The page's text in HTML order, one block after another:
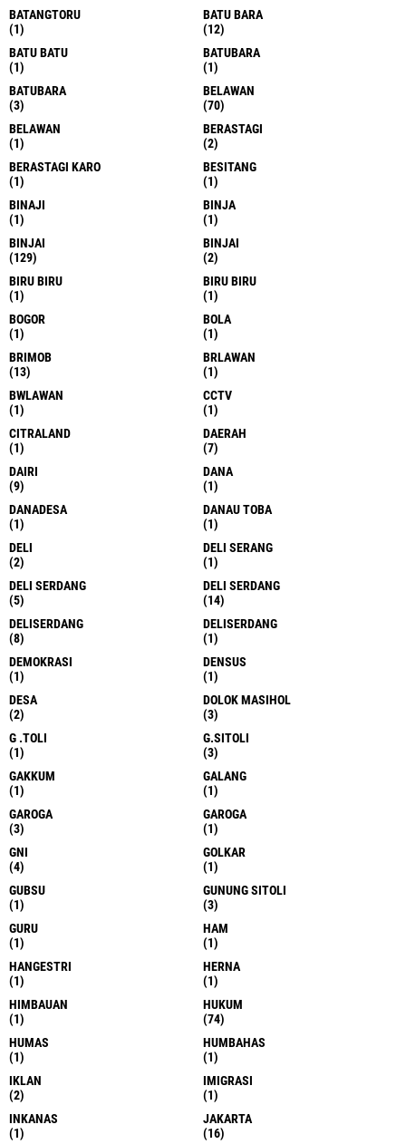
BATANGTORU
(1)
BATU BARA
(12)
BATU BATU
(1)
BATUBARA
(1)
BATUBARA
(3)
BELAWAN
(70)
BELAWAN
(1)
BERASTAGI
(2)
BERASTAGI KARO
(1)
BESITANG
(1)
BINAJI
(1)
BINJA
(1)
BINJAI
(129)
BINJAI
(2)
BIRU BIRU
(1)
BIRU BIRU
(1)
BOGOR
(1)
BOLA
(1)
BRIMOB
(13)
BRLAWAN
(1)
BWLAWAN
(1)
CCTV
(1)
CITRALAND
(1)
DAERAH
(7)
DAIRI
(9)
DANA
(1)
DANADESA
(1)
DANAU TOBA
(1)
DELI
(2)
DELI SERANG
(1)
DELI SERDANG
(5)
DELI SERDANG
(14)
DELISERDANG
(8)
DELISERDANG
(1)
DEMOKRASI
(1)
DENSUS
(1)
DESA
(2)
DOLOK MASIHOL
(3)
G .TOLI
(1)
G.SITOLI
(3)
GAKKUM
(1)
GALANG
(1)
GAROGA
(3)
GAROGA
(1)
GNI
(4)
GOLKAR
(1)
GUBSU
(1)
GUNUNG SITOLI
(3)
GURU
(1)
HAM
(1)
HANGESTRI
(1)
HERNA
(1)
HIMBAUAN
(1)
HUKUM
(74)
HUMAS
(1)
HUMBAHAS
(1)
IKLAN
(2)
IMIGRASI
(1)
INKANAS
(1)
JAKARTA
(16)